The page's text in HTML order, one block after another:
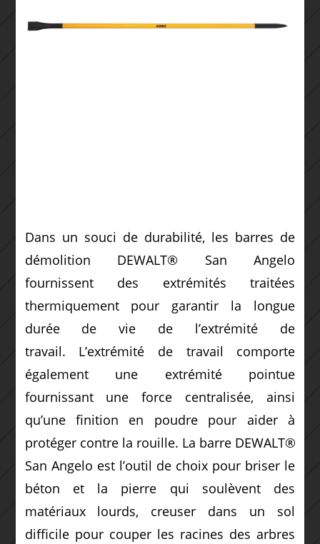
Dans un souci de durabilité, les barres de
démolition DEWALT® San Angelo
fournissent des extrémités traitées
thermiquement pour garantir la longue
durée de vie de l’extrémité de
travail. L’extrémité de travail comporte
également une extrémité pointue
fournissant une force centralisée, ainsi
qu’une finition en poudre pour aider à
protéger contre la rouille. La barre DEWALT®
San Angelo est l’outil de choix pour briser le
béton et la pierre qui soulèvent des
matériaux lourds, creuser dans un sol
difficile pour couper les racines des arbres